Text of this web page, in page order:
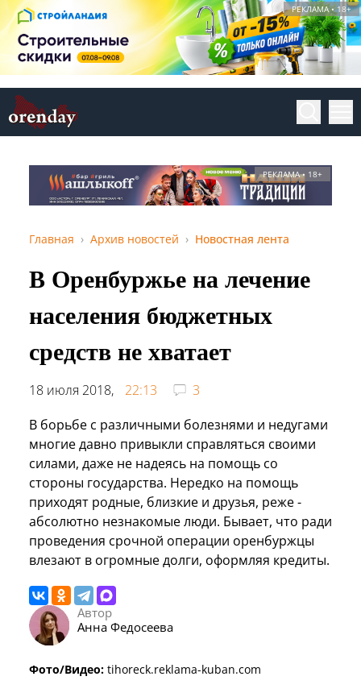
РЕКЛАМА • 18+
РЕКЛАМА • 18+
Главная Архив новостей Новостная лента
В Оренбуржье на лечение
населения бюджетных
средств не хватает
18 июля 2018, 22:13
3
В борьбе с различными болезнями и недугами
многие давно привыкли справляться своими
силами, даже не надеясь на помощь со
стороны государства. Нередко на помощь
приходят родные, близкие и друзья, реже -
абсолютно незнакомые люди. Бывает, что ради
проведения срочной операции оренбуржцы
влезают в огромные долги, оформляя кредиты.
Автор
Анна Федосеева
Фото/Видео: tihoreck.reklama-kuban.com